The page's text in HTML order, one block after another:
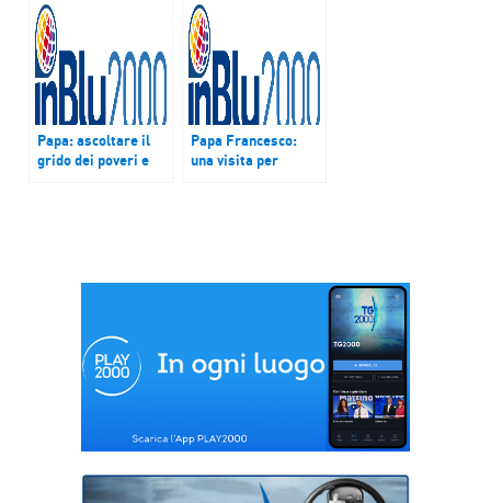
femminile: proposte
per una chiesa dal
volto amazzonico
Papa: ascoltare il
grido dei poveri e
Papa Francesco:
una visita per